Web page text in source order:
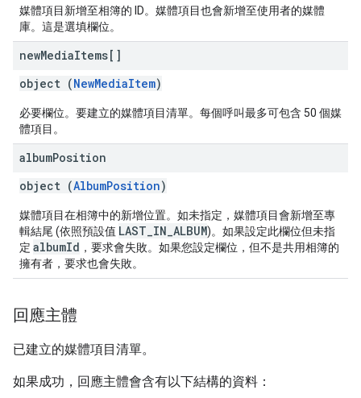
媒體項目新增至相簿的 ID。媒體項目也會新增至使用者的媒體
庫。這是選填欄位。
newMediaItems[]
object (NewMediaItem)
必要欄位。要建立的媒體項目清單。每個呼叫最多可包含 50 個媒
體項目。
albumPosition
object (AlbumPosition)
媒體項目在相簿中的新增位置。如未指定，媒體項目會新增至專
輯結尾 (依照預設值 LAST_IN_ALBUM)。如果設定此欄位但未指
定 albumId ，要求會失敗。如果您設定欄位，但不是共用相簿的
擁有者，要求也會失敗。
回應主體
已建立的媒體項目清單。
如果成功，回應主體會含有以下結構的資料：